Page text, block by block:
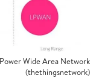
Wide Area Network
(thethingsnetwork)